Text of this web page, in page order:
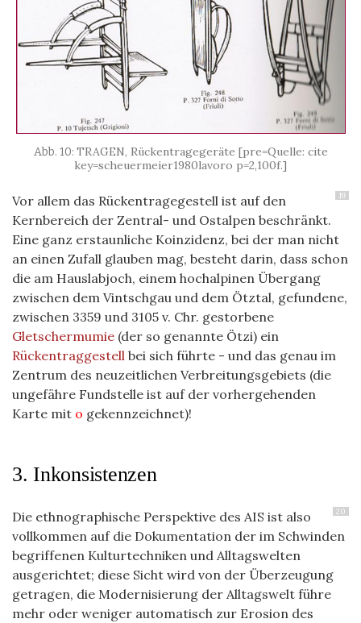
TRAGEN, Rückentragegeräte [pre=Quelle: cite
key=scheuermeier1980lavoro p=2,100f.]
19
Vor allem das Rückentragegestell ist auf den
Kernbereich der Zentral- und Ostalpen beschränkt.
Eine ganz erstaunliche Koinzidenz, bei der man nicht
an einen Zufall glauben mag, besteht darin, dass schon
die am Hauslabjoch, einem hochalpinen Übergang
zwischen dem Vintschgau und dem Ötztal, gefundene,
zwischen 3359 und 3105 v. Chr. gestorbene
Gletschermumie (der so genannte Ötzi) ein
Rückentraggestell bei sich führte - und das genau im
Zentrum des neuzeitlichen Verbreitungsgebiets (die
ungefähre Fundstelle ist auf der vorhergehenden
Karte mit o gekennzeichnet)!
3. Inkonsistenzen
20
Die ethnographische Perspektive des AIS ist also
vollkommen auf die Dokumentation der im Schwinden
begriffenen Kulturtechniken und Alltagswelten
ausgerichtet; diese Sicht wird von der Überzeugung
getragen, die Modernisierung der Alltagswelt führe
mehr oder weniger automatisch zur Erosion des